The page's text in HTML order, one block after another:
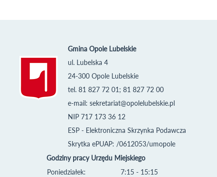
Gmina Opole Lubelskie
ul. Lubelska 4
24-300 Opole Lubelskie
tel. 81 827 72 01; 81 827 72 00
e-mail: sekretariat@opolelubelskie.pl
NIP 717 173 36 12
ESP - Elektroniczna Skrzynka Podawcza
Skrytka ePUAP: /0612053/umopole
Godziny pracy Urzędu Miejskiego
Poniedziałek:
7:15 - 15:15